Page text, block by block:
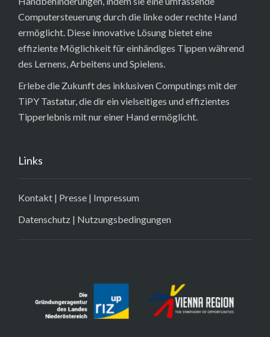
Computersteuerung durch die linke oder rechte Hand
ermöglicht. Diese innovative Lösung bietet eine
effiziente Möglichkeit für einhändiges Tippen während
des Lernens, Arbeitens und Spielens.
Erlebe die Zukunft des inklusiven Computings mit der
TiPY Tastatur, die dir ein vielseitiges und effizientes
Tipperlebnis mit nur einer Hand ermöglicht.
Links
Kontakt | Presse | Impressum
Datenschutz | Nutzungsbedingungen